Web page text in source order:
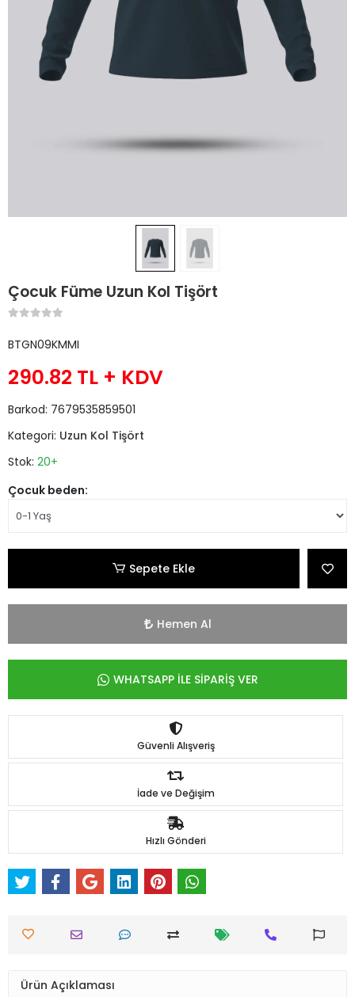
Çocuk Füme Uzun Kol Tişört
BTGN09KMMI
290.82 TL + KDV
Barkod: 7679535859501
Kategori: Uzun Kol Tişört
Stok: 20+
Çocuk beden:
Sepete Ekle
Hemen Al
WHATSAPP İLE SİPARİŞ VER
Güvenli Alışveriş
İade ve Değişim
Hızlı Gönderi
Ürün Açıklaması